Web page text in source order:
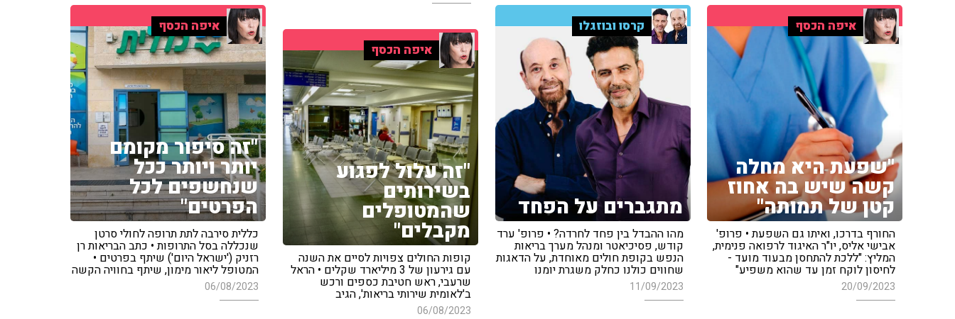
איפה הכסף
"שפעת היא מחלה
קשה שיש בה אחוז
קטן של תמותה"
החורף בדרכו, ואיתו גם השפעת • פרופ'
אבישי אליס, יו"ר האיגוד לרפואה פנימית,
המליץ: "ללכת להתחסן מבעוד מועד -
לחיסון לוקח זמן עד שהוא משפיע"
20/09/2023
קרסו ובוזגלו
מתגברים על הפחד
מהו ההבדל בין פחד לחרדה? • פרופ' ערד
קודש, פסיכיאטר ומנהל מערך בריאות
הנפש בקופת חולים מאוחדת, על הדאגות
שחווים כולנו כחלק משגרת יומנו
11/09/2023
איפה הכסף
"זה סיפור מקומם
יותר ויותר ככל
שנחשפים לכל
הפרטים"
כללית סירבה לתת תרופה לחולי סרטן
שנכללה בסל התרופות • כתב הבריאות רן
רזניק ('ישראל היום') שיתף בפרטים •
המטופל ליאור מימון, שיתף בחוויה הקשה
06/08/2023
איפה הכסף
"זה עלול לפגוע
בשירותים
שהמטופלים
מקבלים"
קופות החולים צפויות לסיים את השנה
עם גירעון של 3 מיליארד שקלים • הראל
שרעבי, ראש חטיבת כספים ורכש
ב'לאומית שירותי בריאות', הגיב
06/08/2023